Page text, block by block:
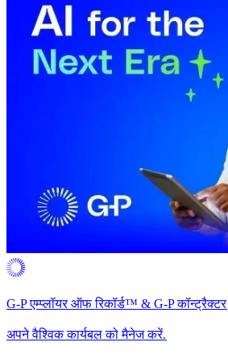
G-P एम्प्लॉयर ऑफ रिकॉर्ड™ & G-P कॉन्ट्रैक्टर​​
अपने वैश्विक कार्यबल को मैनेज करें.​​